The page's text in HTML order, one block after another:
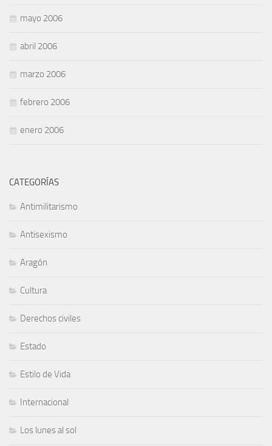
mayo 2006
abril 2006
marzo 2006
febrero 2006
enero 2006
CATEGORÍAS
Antimilitarismo
Antisexismo
Aragón
Cultura
Derechos civiles
Estado
Estilo de Vida
Internacional
Los lunes al sol